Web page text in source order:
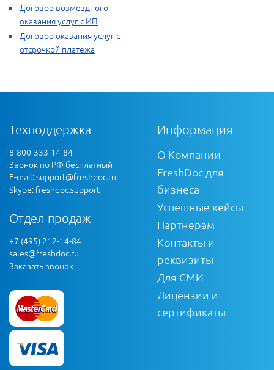
Договор возмездного
оказания услуг с ИП
Договор оказания услуг с
отсрочкой платежа
Техподдержка
8-800-333-14-84
Звонок по РФ бесплатный
E-mail:support@freshdoc.ru
Skype: freshdoc.support
Отдел продаж
+7 (495) 212-14-84
sales@freshdoc.ru
Заказать звонок
Информация
О Компании
FreshDoc для
бизнеса
Успешные кейсы
Партнерам
Контакты и
реквизиты
Для СМИ
Лицензии и
сертификаты